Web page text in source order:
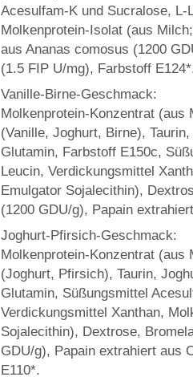
Acesulfam-K und Sucralose,
Molkenprotein-Isolat (aus
aus Ananas comosus (1200
(1.5 FIP U/mg), Farbstoff
Vanille-Birne-Geschmack:
Molkenprotein-Konzentrat (aus
(Vanille, Joghurt, Birne),
Glutamin, Farbstoff E150c,
Leucin, Verdickungsmittel
Emulgator Sojalecithin),
(1200 GDU/g), Papain
Joghurt-Pfirsich-Geschmack:
Molkenprotein-Konzentrat (aus
(Joghurt, Pfirsich), Taurin,
Glutamin, Süßungsmittel
Verdickungsmittel Xanthan,
Sojalecithin), Dextrose,
GDU/g), Papain extrahiert aus
E110*.